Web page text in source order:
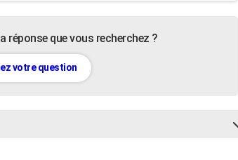
réponse que vous recherchez ?
votre question